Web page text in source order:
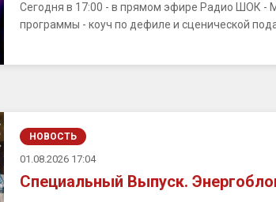
Сегодня в 17:00 - в прямом эфире Радио ШОК -
программы - коуч по дефиле и сценической
НОВОСТЬ
01.08.2026 17:04
Специальный Выпуск.